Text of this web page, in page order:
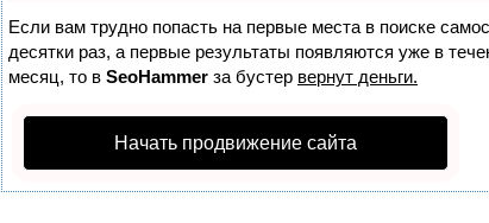
Если вам трудно попасть на первые места в поиске
десятки раз, а первые результаты появляются уже в
месяц, то в SeoHammer за бустер вернут деньги.
Начать продвижение сайта